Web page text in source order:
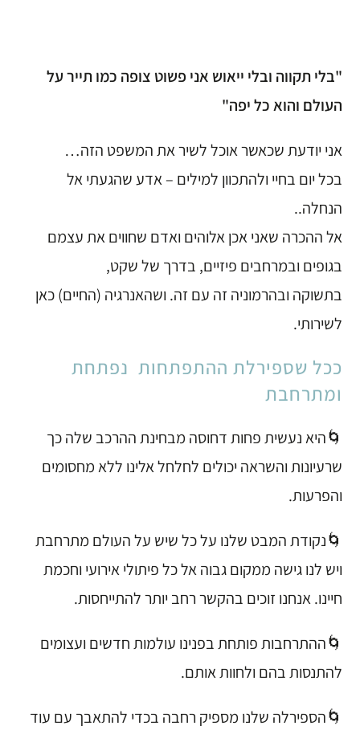
"בלי תקווה ובלי ייאוש אני פשוט צופה כמו תייר על
העולם והוא כל יפה"
אני יודעת שכאשר אוכל לשיר את המשפט הזה…
בכל יום בחיי ולהתכוון למילים – אדע שהגעתי אל
הנחלה..
אל ההכרה שאני אכן אלוהים ואדם שחווים את עצמם
בגופים ובמרחבים פיזיים, בדרך של שקט,
בתשוקה ובהרמוניה זה עם זה. ושהאנרגיה (החיים) כאן
לשירותי.
ככל שספירלת ההתפתחות נפתחת
ומתרחבת
🌀היא נעשית פחות דחוסה מבחינת ההרכב שלה כך
שרעיונות והשראה יכולים לחלחל אלינו ללא מחסומים
והפרעות.
🌀נקודת המבט שלנו על כל שיש על העולם מתרחבת
ויש לנו גישה ממקום גבוה אל כל פיתולי אירועי וחכמת
חיינו. אנחנו זוכים בהקשר רחב יותר להתייחסות.
🌀ההתרחבות פותחת בפנינו עולמות חדשים ועצומים
להתנסות בהם ולחוות אותם.
🌀הספירלה שלנו מספיק רחבה בכדי להתאבך עם עוד